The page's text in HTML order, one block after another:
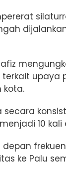
terkait upaya
kota.
10
ke Palu